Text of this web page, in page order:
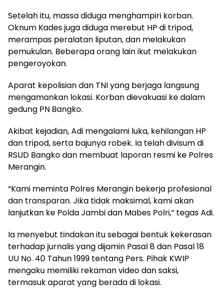
Setelah itu, massa diduga menghampiri korban.
Oknum Kades juga diduga merebut HP di tripod,
merampas peralatan liputan, dan melakukan
pemukulan. Beberapa orang lain ikut melakukan
pengeroyokan.
Aparat kepolisian dan TNI yang berjaga langsung
mengamankan lokasi. Korban dievakuasi ke dalam
gedung PN Bangko.
Akibat kejadian, Adi mengalami luka, kehilangan HP
dan tripod, serta bajunya robek. Ia telah divisum di
RSUD Bangko dan membuat laporan resmi ke Polres
Merangin.
“Kami meminta Polres Merangin bekerja profesional
dan transparan. Jika tidak maksimal, kami akan
lanjutkan ke Polda Jambi dan Mabes Polri,” tegas Adi.
Ia menyebut tindakan itu sebagai bentuk kekerasan
terhadap jurnalis yang dijamin Pasal 8 dan Pasal 18
UU No. 40 Tahun 1999 tentang Pers. Pihak KWIP
mengaku memiliki rekaman video dan saksi,
termasuk aparat yang berada di lokasi.